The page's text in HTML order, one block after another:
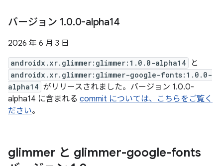
バージョン 1.0.0-alpha14
2026 年 6 月 3 日
androidx.xr.glimmer:glimmer:1.0.0-alpha14 と
androidx.xr.glimmer:glimmer-google-fonts:1.0.0-
alpha14 がリリースされました。バージョン 1.0.0-
alpha14 に含まれる commit については、こちらをご覧く
ださい。
glimmer と glimmer-google-fonts